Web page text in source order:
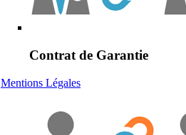
Contrat de Garantie
Mentions Légales